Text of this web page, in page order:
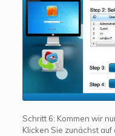
Schritt 6: Kommen wir
Klicken Sie zunächst